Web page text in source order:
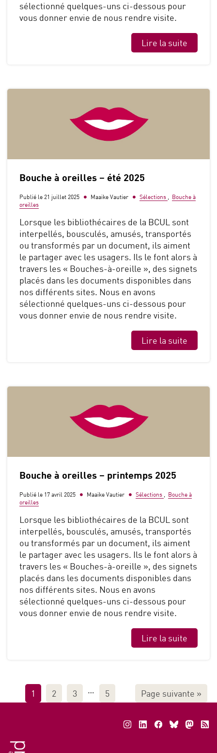
sélectionné quelques-uns ci-dessous pour
vous donner envie de nous rendre visite.
Lire la suite
Bouche à oreilles – été 2025
Publié le 21 juillet 2025 Maaike Vautier Sélections , Bouche à
oreilles
Lorsque les bibliothécaires de la BCUL sont
interpellés, bousculés, amusés, transportés
ou transformés par un document, ils aiment
le partager avec les usagers. Ils le font alors à
travers les « Bouches-à-oreille », des signets
placés dans les documents disponibles dans
nos différents sites. Nous en avons
sélectionné quelques-uns ci-dessous pour
vous donner envie de nous rendre visite.
Lire la suite
Bouche à oreilles – printemps 2025
Publié le 17 avril 2025 Maaike Vautier Sélections , Bouche à
oreilles
Lorsque les bibliothécaires de la BCUL sont
interpellés, bousculés, amusés, transportés
ou transformés par un document, ils aiment
le partager avec les usagers. Ils le font alors à
travers les « Bouches-à-oreille », des signets
placés dans les documents disponibles dans
nos différents sites. Nous en avons
sélectionné quelques-uns ci-dessous pour
vous donner envie de nous rendre visite.
Lire la suite
1 2 3 … 5 Page suivante »